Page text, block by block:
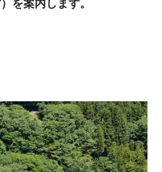
を案内します。